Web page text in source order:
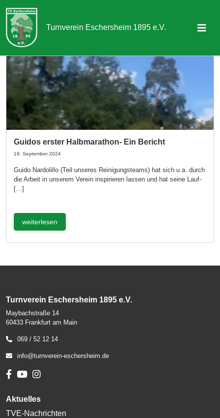
Turnverein Eschersheim 1895 e.V.
Sportangebot
Abteilungen
Aktuelles & Termine
Über uns
Kontakt
Mitgliedschaft
Guidos erster Halbmarathon- Ein Bericht
19. September 2024
Guido Nardolillo (Teil unseres Reinigungsteams) hat sich u.a. durch
die Arbeit in unserem Verein inspirieren lassen und hat seine Lauf-
[…]
weiterlesen
Turnverein Eschersheim 1895 e.V.
Maybachstraße 14
60433 Frankfurt am Main
069 / 52 12 14
info@turnverein-eschersheim.de
Aktuelles
TVE-Nachrichten